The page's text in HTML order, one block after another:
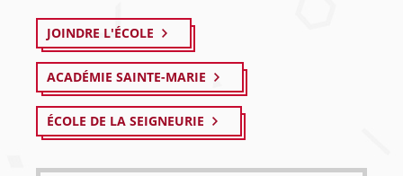
JOINDRE L'ÉCOLE
ACADÉMIE SAINTE-MARIE
ÉCOLE DE LA SEIGNEURIE